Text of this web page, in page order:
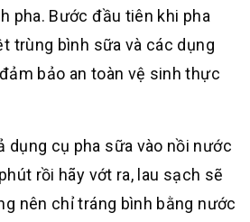
pha. Bước đầu tiên khi pha
trùng bình sữa và các dụng
bảo an toàn vệ sinh thực
dụng cụ pha sữa vào nồi nước
rồi hãy vớt ra, lau sạch sẽ
nên chỉ tráng bình bằng nước